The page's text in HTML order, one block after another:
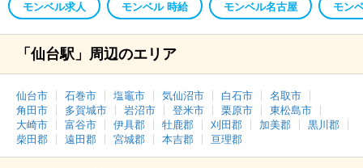
モンベル求人 モンベル 時給 モンベル名古屋 モン
「仙台駅」周辺のエリア
仙台市 石巻市 塩竈市 気仙沼市 白石市
名取市
角田市
多賀城市 岩沼市 登米市 栗原市
東松島市
大崎市
富谷市 伊具郡 牡鹿郡 刈田郡 加美郡
黒川郡
柴田郡
遠田郡 宮城郡 本吉郡 亘理郡